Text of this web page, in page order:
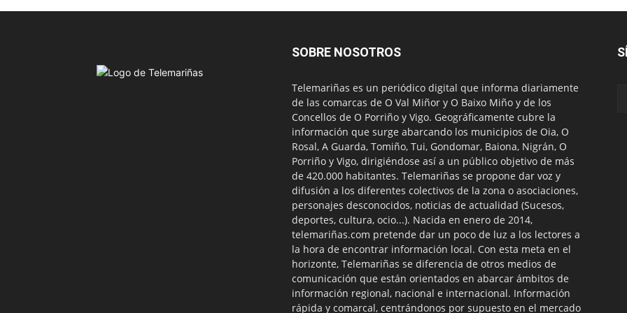
SOBRE NOSOTROS
Telemariñas es un periódico digital que informa diariamente
de las comarcas de O Val Miñor y O Baixo Miño y de los
Concellos de O Porriño y Vigo. Geográficamente cubre la
información que surge abarcando los municipios de Oia, O
Rosal, A Guarda, Tomiño, Tui, Gondomar, Baiona, Nigrán, O
Porriño y Vigo, dirigiéndose así a un público objetivo de más
de 420.000 habitantes. Telemariñas se propone dar voz y
difusión a los diferentes colectivos de la zona o asociaciones,
personajes desconocidos, noticias de actualidad (Sucesos,
deportes, cultura, ocio...). Nacida en enero de 2014,
telemariñas.com pretende dar un poco de luz a los lectores a
la hora de encontrar información local. Con esta meta en el
horizonte, Telemariñas se diferencia de otros medios de
comunicación que están orientados en abarcar ámbitos de
información regional, nacional e internacional. Información
rápida y comarcal, centrándonos por supuesto en el mercado